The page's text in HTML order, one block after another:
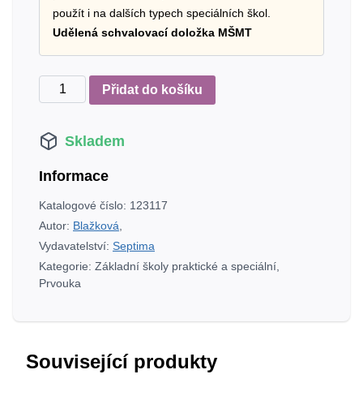
použít i na dalších typech speciálních škol.
Udělená schvalovací doložka MŠMT
Chodíme
do
1
volné
listy
množství
Přidat do košíku
Skladem
Informace
Katalogové číslo: 123117
Autor: Blažková
Vydavatelství: Septima
Kategorie: Základní školy praktické a speciální
Prvouka
Související produkty